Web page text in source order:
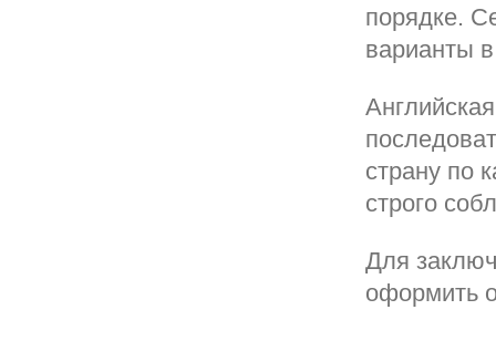
порядке.
варианты
страну по
строго
Для
оформить